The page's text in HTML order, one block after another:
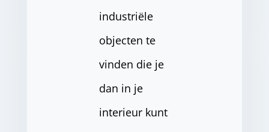
industriële
objecten te
vinden die je
dan in je
interieur kunt